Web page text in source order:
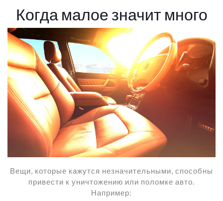
Когда малое значит много
Вещи, которые кажутся незначительными, способны
привести к уничтожению или поломке авто.
Например: